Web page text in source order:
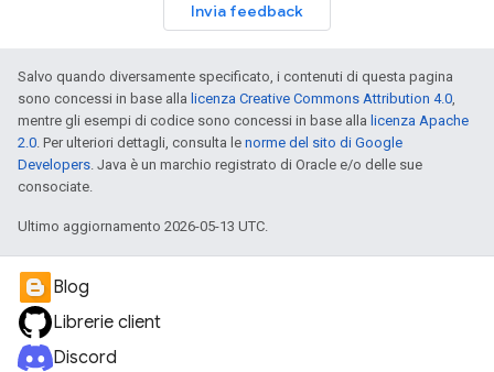
Invia feedback
Salvo quando diversamente specificato, i contenuti di questa pagina
sono concessi in base alla licenza Creative Commons Attribution 4.0,
mentre gli esempi di codice sono concessi in base alla licenza Apache
2.0. Per ulteriori dettagli, consulta le norme del sito di Google
Developers. Java è un marchio registrato di Oracle e/o delle sue
consociate.
Ultimo aggiornamento 2026-05-13 UTC.
Blog
Librerie client
Discord